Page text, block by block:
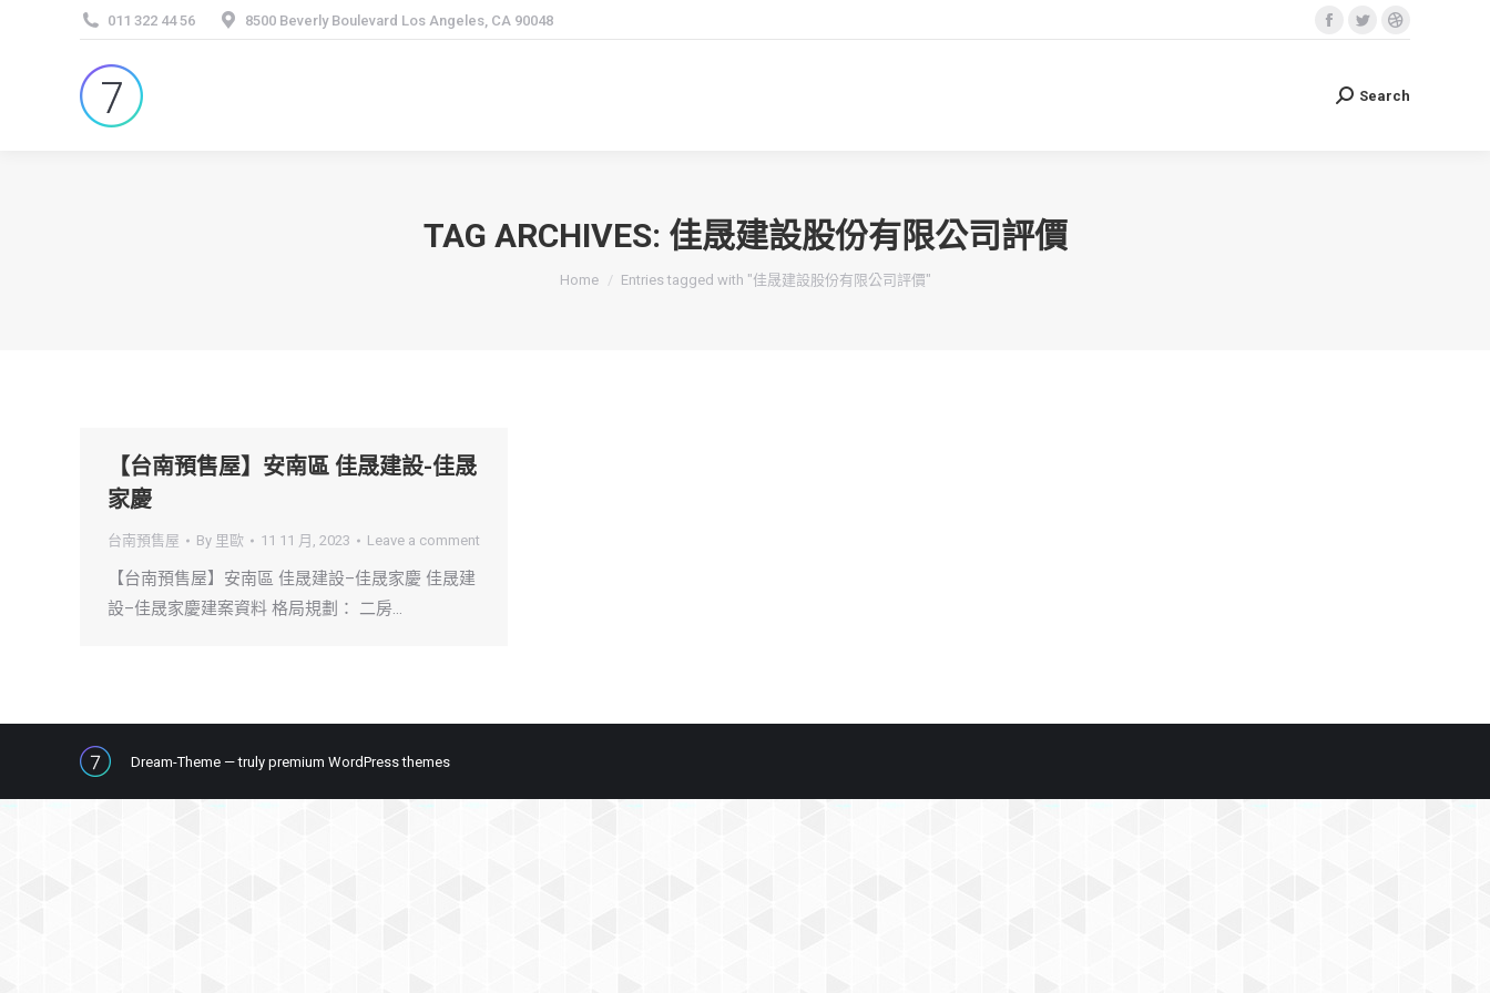
011 322 44 56 8500 Beverly Boulevard Los Angeles, CA 90048
Facebook
opens
Twitter
opens
Dribbble
opens
Search:
Search
TAG ARCHIVES: 佳晟建設股份有限公司評價
You are here:
Home Entries tagged with "佳晟建設股份有限公司評價"
【台南預售屋】安南區 佳晟建設-佳晟
家慶
台南預售屋 By 里歐 11 11 月, 2023 Leave a comment
【台南預售屋】安南區 佳晟建設–佳晟家慶 佳晟建
設–佳晟家慶建案資料 格局規劃： 二房…
Dream-Theme — truly premium WordPress themes
Search:
Search